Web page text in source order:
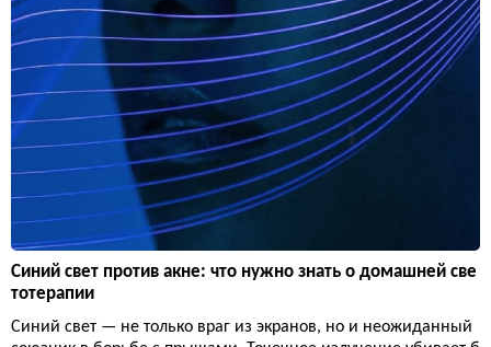
Синий свет против акне: что нужно знать о домашней све
тотерапии
Синий свет — не только враг из экранов, но и неожиданный